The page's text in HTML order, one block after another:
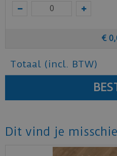
€ 0,
Totaal (incl. BTW)
Dit vind je